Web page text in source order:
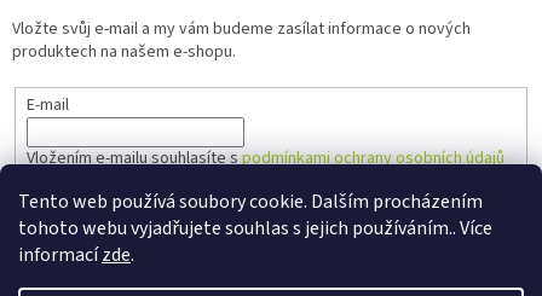
Tento web používá soubory cookie. Dalším procházením
tohoto webu vyjadřujete souhlas s jejich používáním.. Více
informacízde.
Vložte svůj e-mail a my vám budeme zasílat informace o nových
produktech na našem e-shopu.
E-mail
Vložením e-mailu souhlasíte spodmínkami ochrany osobních údajů
PŘIHLÁSIT SE